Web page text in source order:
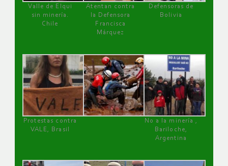
Valle de Elqui
sin minería.
Chile
Atentan contra
la Defensora
Francisca
Márquez
Defensoras de
Bolivia
Protestas contra
VALE, Brasil
No a la minería ,
Bariloche,
Argentina